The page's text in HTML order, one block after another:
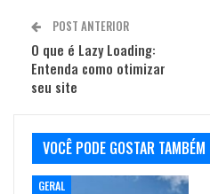
POST ANTERIOR
O que é Lazy Loading:
Entenda como otimizar
seu site
VOCÊ PODE GOSTAR TAMBÉM
GERAL